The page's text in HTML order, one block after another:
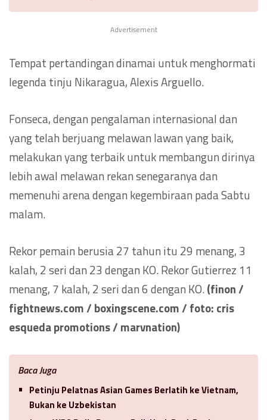
Advertisement
Tempat pertandingan dinamai untuk menghormati
legenda tinju Nikaragua, Alexis Arguello.
Fonseca, dengan pengalaman internasional dan
yang telah berjuang melawan lawan yang baik,
melakukan yang terbaik untuk membangun dirinya
lebih awal melawan rekan senegaranya dan
memenuhi arena dengan kegembiraan pada Sabtu
malam.
Rekor pemain berusia 27 tahun itu 29 menang, 3
kalah, 2 seri dan 23 dengan KO. Rekor Gutierrez 11
menang, 7 kalah, 2 seri dan 6 dengan KO.(finon /
fightnews.com / boxingscene.com / foto: cris
esqueda promotions / marvnation)
Baca Juga
Petinju Pelatnas Asian Games Berlatih ke Vietnam,
Bukan ke Uzbekistan